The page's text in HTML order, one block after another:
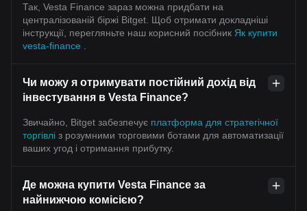
Так, Vesta Finance зараз можна придбати на
централізованій біржі Bitget. Щоб отримати докладніші
інструкції, перегляньте наш корисний посібник Як купити
vesta-finance
Чи можу я отримувати постійний дохід від
інвестування в Vesta Finance?
Звичайно, Bitget забезпечує платформа для стратегічної
торгівлі з розумними торговими ботами для автоматизації
ваших угод і отримання прибутку.
Де можна купити Vesta Finance за
найнижчою комісією?